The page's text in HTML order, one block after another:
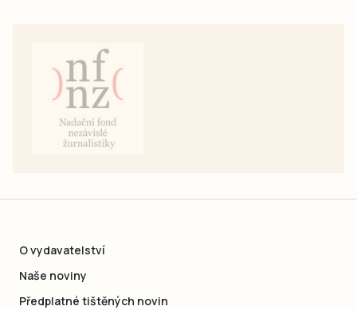
O vydavatelství
Naše noviny
Předplatné tištěných novin